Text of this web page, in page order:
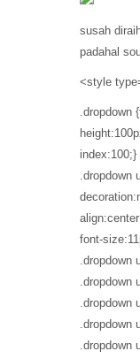
susah
padahal
<style
.dropdown
index:100;}
.dropdown
font-
.dropdown
.dropdown
.dropdown
.dropdown
.dropdown